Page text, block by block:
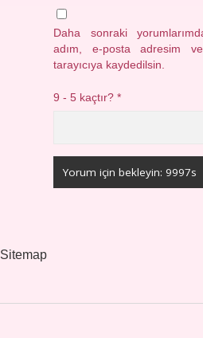
Daha sonraki
adım, e-posta adresim
tarayıcıya kaydedilsin.
9 - 5 kaçtır?*
Sitemap